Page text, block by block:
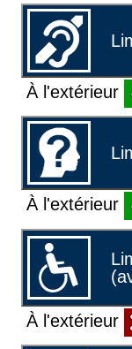
À l'extérieur
À l'extérieur
À l'extérieur